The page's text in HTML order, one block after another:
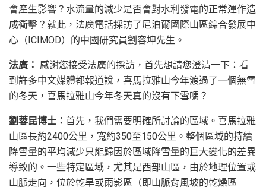
會產生影響？水流量的減少是否會對水利發電的正常運作造
成衝擊？就此，法廣電話採訪了尼泊爾國際山區綜合發展中
心（ICIMOD）的中國研究員劉容坤先生。
法廣： 感謝您接受法廣的採訪，首先想請您澄清一下：看
到許多中文媒體都報道說，喜馬拉雅山今年渡過了一個無雪
的冬天，喜馬拉雅山今年冬天真的沒有下雪嗎？
劉蓉昆博士： 首先，我們需要明確所討論的區域。喜馬拉雅
山區長約2400公里，寬約350至150公里。整個區域的持續
降雪量的平均減少只能歸因於區域降雪量的巨大變化的差異
導致的。一些特定區域，尤其是西部山區，由於地理位置或
山脈走向，位於乾旱或雨影區（即山脈背風坡的乾燥區